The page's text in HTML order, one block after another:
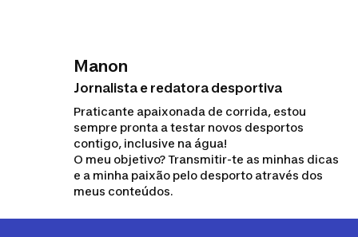
tua cassete, e explicamos-te
como fazê-lo em seis passos.
Manon
Jornalista e redatora desportiva
Praticante apaixonada de corrida, estou
sempre pronta a testar novos desportos
contigo, inclusive na água!
O meu objetivo? Transmitir-te as minhas dicas
e a minha paixão pelo desporto através dos
meus conteúdos.